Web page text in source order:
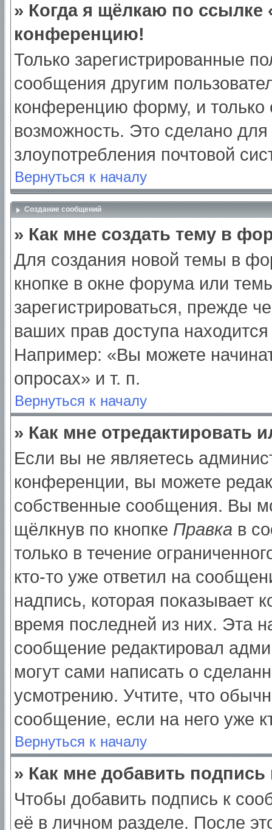
» Когда я щёлкаю по ссылке
конференцию!
Только зарегистрированные
сообщения другим
конференцию форму, и только
возможность. Это сделано для
злоупотребления почтовой
Вернуться к началу
Создание сообщений
» Как мне создать тему в
Для создания новой темы в
кнопке в окне форума или
зарегистрироваться, прежде
ваших прав доступа
Например: «Вы можете
опросах» и т. п.
Вернуться к началу
» Как мне отредактировать
Если вы не являетесь
конференции, вы можете
собственные сообщения. Вы
щёлкнув по кнопке Правка в
только в течение
кто-то уже ответил на
надпись, которая показывает
время последней из них. Эта
сообщение редактировал
могут сами написать о
усмотрению. Учтите, что
сообщение, если на него уже
Вернуться к началу
» Как мне добавить
Чтобы добавить подпись к
её в личном разделе. После